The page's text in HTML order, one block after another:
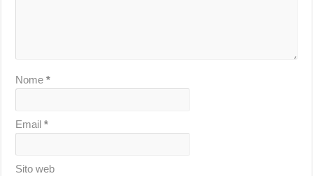
Nome*
Email*
Sito web